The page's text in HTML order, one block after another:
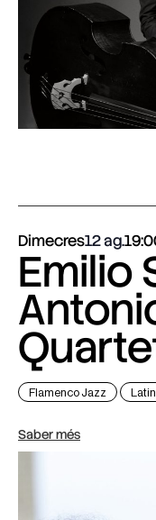
Dimecres12 ag.
Emilio
Flamenco Jazz
Saber més